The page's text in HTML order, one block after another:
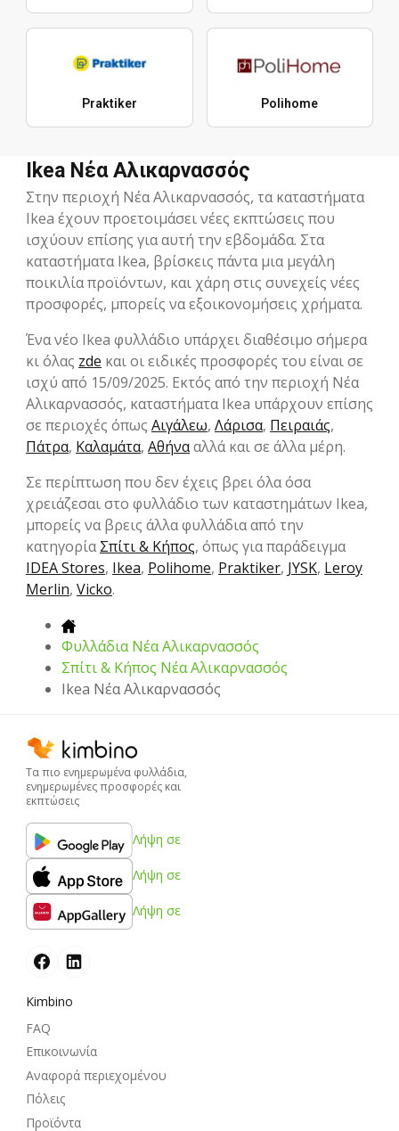
Praktiker Polihome
Ikea Νέα Αλικαρνασσός
Στην περιοχή Νέα Αλικαρνασσός, τα καταστήματα
Ikea έχουν προετοιμάσει νέες εκπτώσεις που
ισχύουν επίσης για αυτή την εβδομάδα. Στα
καταστήματα Ikea, βρίσκεις πάντα μια μεγάλη
ποικιλία προϊόντων, και χάρη στις συνεχείς νέες
προσφορές, μπορείς να εξοικονομήσεις χρήματα.
Ένα νέο Ikea φυλλάδιο υπάρχει διαθέσιμο σήμερα
κι όλας zde και οι ειδικές προσφορές του είναι σε
ισχύ από 15/09/2025. Εκτός από την περιοχή Νέα
Αλικαρνασσός, καταστήματα Ikea υπάρχουν επίσης
σε περιοχές όπως Αιγάλεω, Λάρισα, Πειραιάς,
Πάτρα, Καλαμάτα, Αθήνααλλά και σε άλλα μέρη.
Σε περίπτωση που δεν έχεις βρει όλα όσα
χρειάζεσαι στο φυλλάδιο των καταστημάτων Ikea,
μπορείς να βρεις άλλα φυλλάδια από την
κατηγορίαΣπίτι & Κήπος, όπως για παράδειγμα
IDEA Stores, Ikea, Polihome, Praktiker, JYSK, Leroy
Merlin, Vicko.
Φυλλάδια Νέα Αλικαρνασσός
Σπίτι & Κήπος Νέα Αλικαρνασσός
Ikea Νέα Αλικαρνασσός
Τα πιο ενημερωμένα φυλλάδια,
ενημερωμένες προσφορές και
εκπτώσεις
Λήψη σε
Λήψη σε
Λήψη σε
Kimbino
FAQ
Επικοινωνία
Αναφορά περιεχομένου
Πόλεις
Προϊόντα